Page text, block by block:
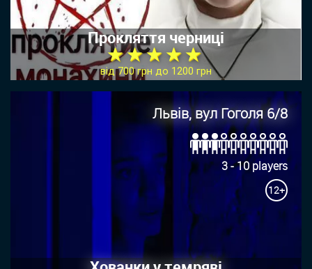
Прокляття черниці
★ ★ ★ ★ ★
від 700 грн до 1200 грн
Львів, вул Гоголя 6/8
3 - 10 players
12+